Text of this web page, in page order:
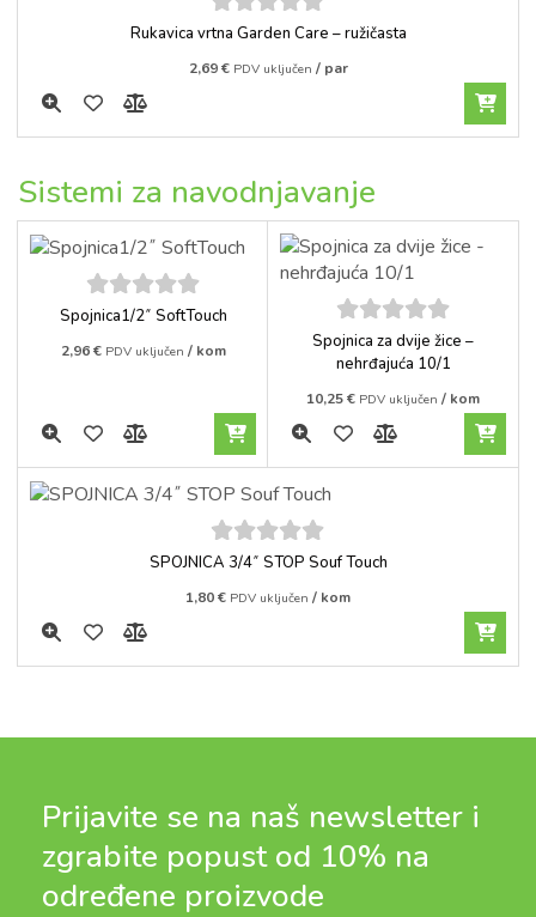
5out of
Rukavica vrtna Garden Care – ružičasta
2,69€ PDV uključen / par
Sistemi za navodnjavanje
5out of
Spojnica1/2˝ SoftTouch
2,96€ PDV uključen / kom
5out of
5
Spojnica za dvije žice –
nehrđajuća 10/1
10,25€ PDV uključen / kom
5 out of
SPOJNICA 3/4˝ STOP Souf Touch
1,80€ PDV uključen / kom
Prijavite se na naš newsletter i
zgrabite popust od 10% na
određene proizvode